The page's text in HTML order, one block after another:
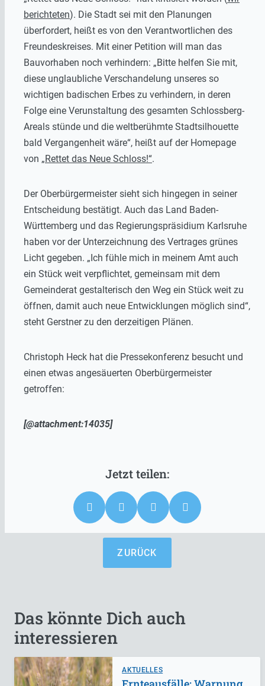
berichteten). Die Stadt sei mit den Planungen
überfordert, heißt es von den Verantwortlichen des
Freundeskreises. Mit einer Petition will man das
Bauvorhaben noch verhindern: „Bitte helfen Sie mit,
diese unglaubliche Verschandelung unseres so
wichtigen badischen Erbes zu verhindern, in deren
Folge eine Verunstaltung des gesamten Schlossberg-
Areals stünde und die weltberühmte Stadtsilhouette
bald Vergangenheit wäre“, heißt auf der Homepage
von „Rettet das Neue Schloss!“.
Der Oberbürgermeister sieht sich hingegen in seiner
Entscheidung bestätigt. Auch das Land Baden-
Württemberg und das Regierungspräsidium Karlsruhe
haben vor der Unterzeichnung des Vertrages grünes
Licht gegeben. „Ich fühle mich in meinem Amt auch
ein Stück weit verpflichtet, gemeinsam mit dem
Gemeinderat gestalterisch den Weg ein Stück weit zu
öffnen, damit auch neue Entwicklungen möglich sind“,
steht Gerstner zu den derzeitigen Plänen.
Christoph Heck hat die Pressekonferenz besucht und
einen etwas angesäuerten Oberbürgermeister
getroffen:
[@attachment:14035]
ZURÜCK
Das könnte Dich auch
interessieren
AKTUELLES